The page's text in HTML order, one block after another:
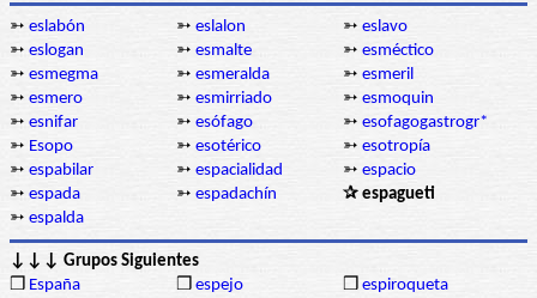
➳ eslabón ➳ eslalon ➳ eslavo
➳ eslogan ➳ esmalte ➳ esméctico
➳ esmegma ➳ esmeralda ➳ esmeril
➳ esmero ➳ esmirriado ➳ esmoquin
➳ esnifar ➳ esófago ➳ esofagogastrogr*
➳ Esopo ➳ esotérico ➳ esotropía
➳ espabilar ➳ espacialidad ➳ espacio
➳ espada ➳ espadachín
✰ espagueti
➳ espalda
↓↓↓ Grupos Siguientes
❒ España ❒ espejo ❒ espiroqueta